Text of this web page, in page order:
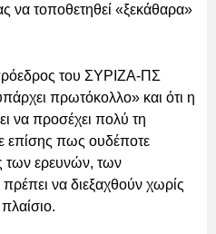
να τοποθετηθεί «ξεκάθαρα»
του ΣΥΡΙΖΑ-ΠΣ
πρωτόκολλο» και ότι η
να προσέχει πολύ τη
επίσης πως ουδέποτε
των ερευνών, των
να διεξαχθούν χωρίς